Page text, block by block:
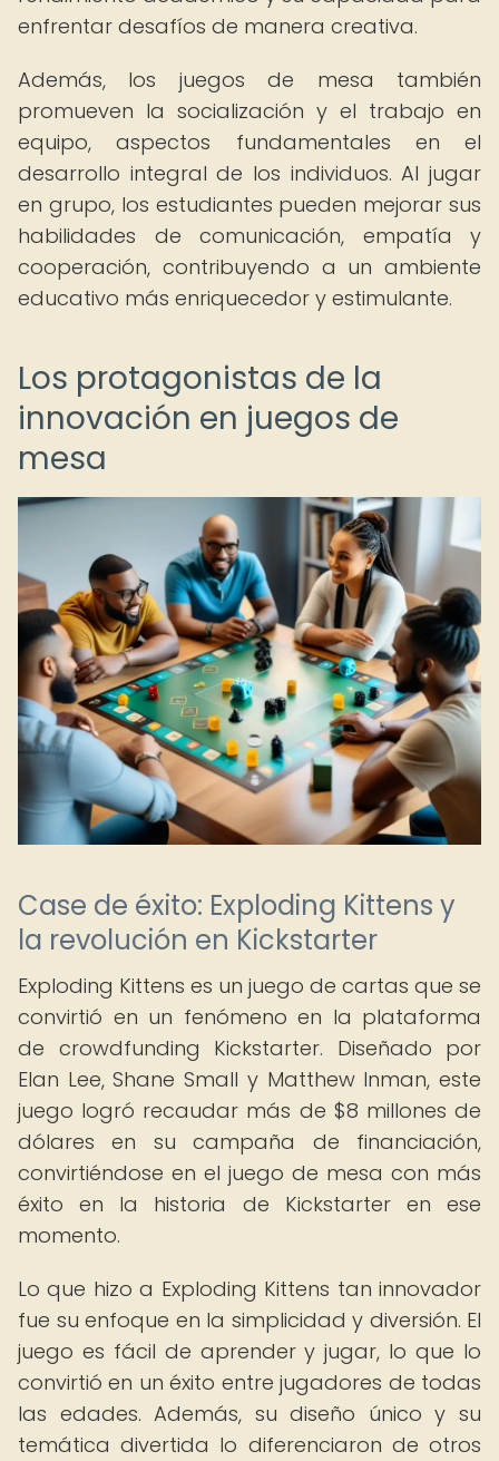
enfrentar desafíos de manera creativa.
Además, los juegos de mesa también
promueven la socialización y el trabajo en
equipo, aspectos fundamentales en el
desarrollo integral de los individuos. Al jugar
en grupo, los estudiantes pueden mejorar sus
habilidades de comunicación, empatía y
cooperación, contribuyendo a un ambiente
educativo más enriquecedor y estimulante.
Los protagonistas de la
innovación en juegos de
mesa
Case de éxito: Exploding Kittens y
la revolución en Kickstarter
Exploding Kittens es un juego de cartas que se
convirtió en un fenómeno en la plataforma
de crowdfunding Kickstarter. Diseñado por
Elan Lee, Shane Small y Matthew Inman, este
juego logró recaudar más de $8 millones de
dólares en su campaña de financiación,
convirtiéndose en el juego de mesa con más
éxito en la historia de Kickstarter en ese
momento.
Lo que hizo a Exploding Kittens tan innovador
fue su enfoque en la simplicidad y diversión. El
juego es fácil de aprender y jugar, lo que lo
convirtió en un éxito entre jugadores de todas
las edades. Además, su diseño único y su
temática divertida lo diferenciaron de otros